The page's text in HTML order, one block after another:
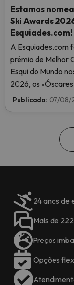
Estamos
Ski Awards
Esquiades.com!
A Esquiades.com
prémio de Melhor
Esqui do Mundo
2026, os
reconhecem a
Publicada: 07/08/
24 anos de
Mais de
Preços
Opções